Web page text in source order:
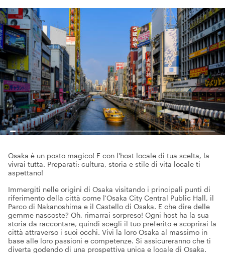
Osaka è un posto magico! E con l'host locale di tua scelta, la
vivrai tutta. Preparati: cultura, storia e stile di vita locale ti
aspettano!
Immergiti nelle origini di Osaka visitando i principali punti di
riferimento della città come l'Osaka City Central Public Hall, il
Parco di Nakanoshima e il Castello di Osaka. E che dire delle
gemme nascoste? Oh, rimarrai sorpreso! Ogni host ha la sua
storia da raccontare, quindi scegli il tuo preferito e scoprirai la
città attraverso i suoi occhi. Vivi la loro Osaka al massimo in
base alle loro passioni e competenze. Si assicureranno che ti
diverta godendo di una prospettiva unica e locale di Osaka.